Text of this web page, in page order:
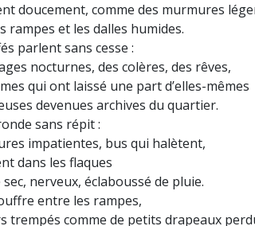
doucement, comme des murmures
rampes et les dalles humides.
parlent sans cesse :
nocturnes, des colères, des rêves,
qui ont laissé une part d’elles-mêmes
devenues archives du quartier.
sans répit :
impatientes, bus qui halètent,
dans les flaques
nerveux, éclaboussé de pluie.
entre les rampes,
trempés comme de petits drapeaux